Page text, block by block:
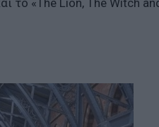
το «The Lion, The Witch